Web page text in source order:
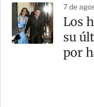
7 de
Los
su
por